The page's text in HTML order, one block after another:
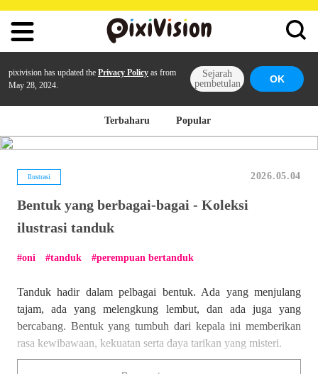
pixivision has updated the Privacy Policy as from
May 28, 2024.
Sejarah
pembetulan
OK
Terbaharu Popular
Ilustrasi 2026.05.04
Bentuk yang berbagai-bagai - Koleksi
ilustrasi tanduk
oni tanduk perempuan bertanduk
Tanduk hadir dalam pelbagai bentuk. Ada yang menjulang
tajam, ada yang melengkung lembut, dan ada juga yang
bercabang. Bentuk yang tumbuh dari kepala ini memberikan
rasa kewibawaan, kekuatan serta daya tarikan yang misteri.
Kali ini, kami telah membawakan koleksi ilustrasi yang